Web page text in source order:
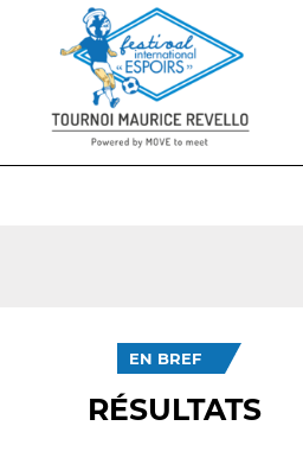
EN BREF
RÉSULTATS